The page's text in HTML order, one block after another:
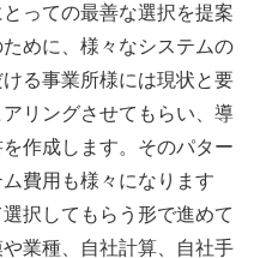
っての最善な選択を提案
めに、様々なシステムの
る事業所様には現状と要
リングさせてもらい、導
作成します。そのパター
費用も様々になります
択してもらう形で進めて
業種、自社計算、自社手